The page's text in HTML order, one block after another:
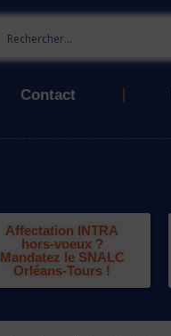
Contact
Affectation INTRA
hors-voeux ?
Mandatez le SNALC
Orléans-Tours !